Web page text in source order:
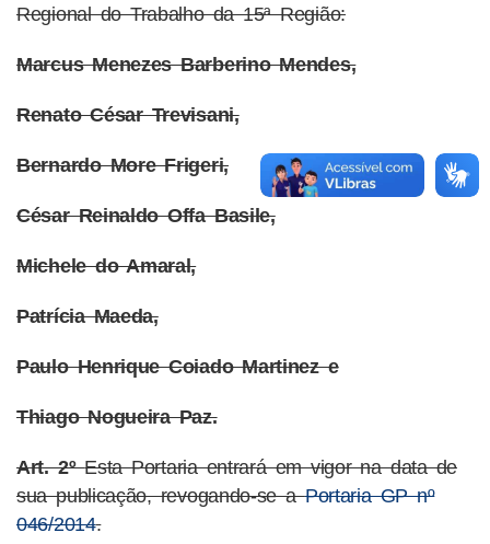
Regional do Trabalho da 15ª Região:
Marcus Menezes Barberino Mendes,
Renato César Trevisani,
Bernardo More Frigeri,
César Reinaldo Offa Basile,
Michele do Amaral,
Patrícia Maeda,
Paulo Henrique Coiado Martinez e
Thiago Nogueira Paz.
Art. 2ºEsta Portaria entrará em vigor na data de
sua publicação, revogando-se aPortaria GP nº
046/2014.